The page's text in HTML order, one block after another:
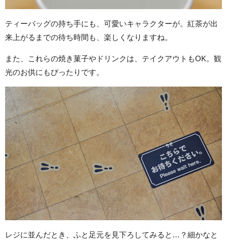
ティーバッグの持ち手にも、可愛いキャラクターが。紅茶が出
来上がるまでの待ち時間も、楽しくなりますね。
また、これらの焼き菓子やドリンクは、テイクアウトもOK。観
光のお供にもぴったりです。
レジに並んだとき、ふと足元を見下ろしてみると…？細かなと